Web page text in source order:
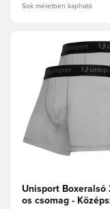
Sok méretben kapható
Megnyit egy
Unisport Boxeralsó
os csomag -